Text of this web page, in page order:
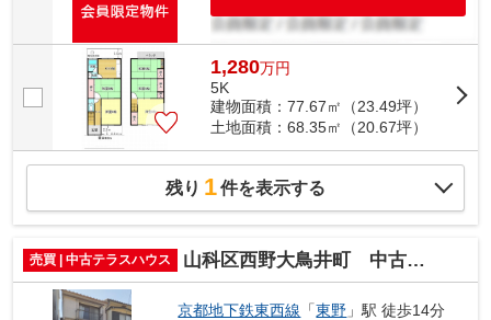
1,280万円
5K
建物面積：77.67㎡（23.49坪）
土地面積：68.35㎡（20.67坪）
残り 1件を表示する
売買 | 中古テラスハウス 山科区西野大鳥井町 中古テラスハウス
京都地下鉄東西線 「東野 」駅 徒歩14分